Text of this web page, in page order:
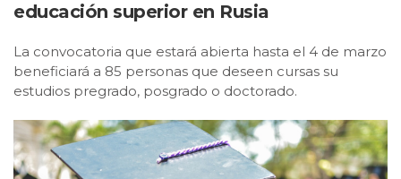
educación superior en Rusia
La convocatoria que estará abierta hasta el 4 de marzo
beneficiará a 85 personas que deseen cursas su
estudios pregrado, posgrado o doctorado.